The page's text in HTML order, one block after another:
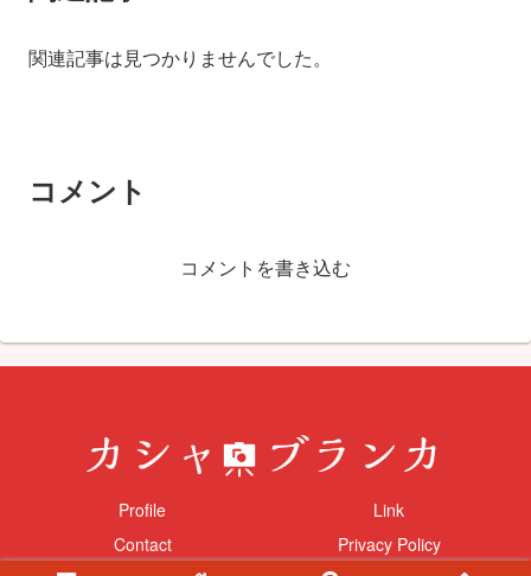
関連記事は見つかりませんでした。
コメント
コメントを書き込む
Profile
Link
Contact
Privacy Policy